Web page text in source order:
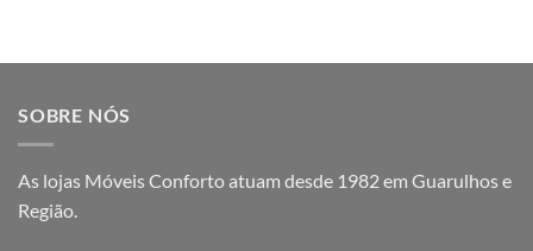
SOBRE NÓS
As lojas Móveis Conforto atuam desde 1982 em Guarulhos e
Região.